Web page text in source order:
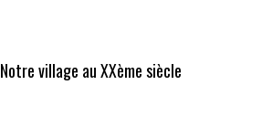
Notre village au XXème siècle